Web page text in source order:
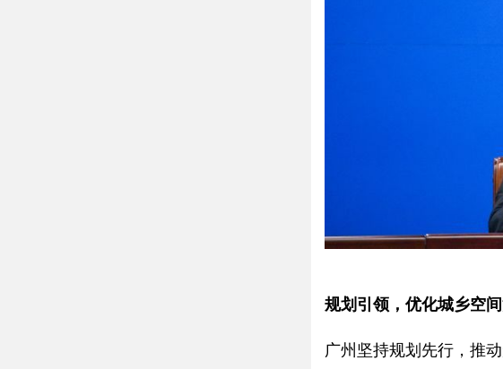
规划引领，优化城乡空
广州坚持规划先行，推